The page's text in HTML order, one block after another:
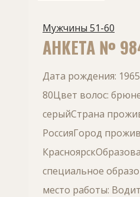
Мужчины 51-60
АНКЕТА №
Дата рождения:
80Цвет волос:
серыйСтрана
РоссияГород
специальное
место работы: